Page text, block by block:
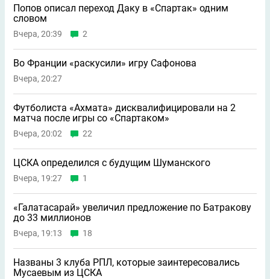
Попов описал переход Даку в «Спартак» одним
словом
Вчера, 20:39 2
Во Франции «раскусили» игру Сафонова
Вчера, 20:27
Футболиста «Ахмата» дисквалифицировали на 2
матча после игры со «Спартаком»
Вчера, 20:02 22
ЦСКА определился с будущим Шуманского
Вчера, 19:27 1
«Галатасарай» увеличил предложение по Батракову
до 33 миллионов
Вчера, 19:13 18
Названы 3 клуба РПЛ, которые заинтересовались
Мусаевым из ЦСКА